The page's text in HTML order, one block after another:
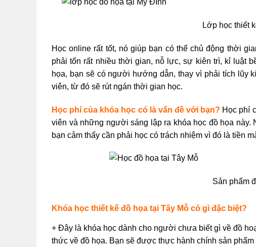
Lớp học thiết
Học online rất tốt, nó giúp bạn có thể chủ động thời
phải tốn rất nhiều thời gian, nỗ lực, sự kiên trì, kỉ luật
họa, bạn sẽ có người hướng dẫn, thay vì phải tích lũy
viên, từ đó sẽ rút ngán thời gian học.
Học phí của khóa học có là vấn đề với bạn? Học phí
viên và những người sáng lập ra khóa học đồ họa
bạn cảm thấy cần phải học có trách nhiệm vì đó là tiền
Sản phẩm
Khóa học thiết kế đồ họa tại Tây Mỗ có gì đặc biệt?
+ Đây là khóa học dành cho người chưa biết gì về đồ
thức về đồ họa. Bạn sẽ được thực hành chính sản